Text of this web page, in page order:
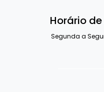
Horário de
Segunda a